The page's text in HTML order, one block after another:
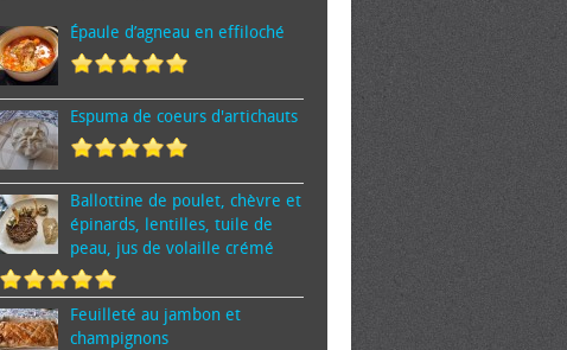
Épaule d’agneau en effiloché
Espuma de cœurs d'artichauts
Ballottine de poulet, chèvre et
épinards, lentilles, tuile de
peau, jus de volaille crémé
Feuilleté au jambon et
champignons